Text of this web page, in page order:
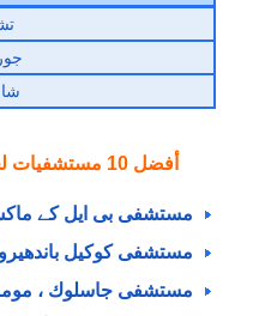
أفضل 10 مستشفيات لجراحة السرطان في الهند
مستشفى بی ایل کے
مستشفى كوكيل
مستشفى جاسلوك ،